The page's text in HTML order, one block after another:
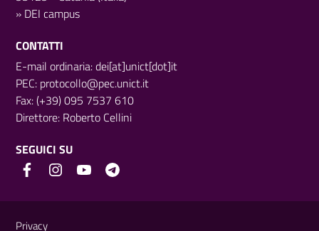
» DEI campus
CONTATTI
E-mail ordinaria: dei[at]unict[dot]it
PEC: protocollo@pec.unict.it
Fax: (+39) 095 7537 610
Direttore: Roberto Cellini
SEGUICI SU
Privacy